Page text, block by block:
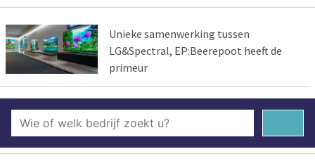
Unieke samenwerking tussen
LG&Spectral, EP:Beerepoot heeft de
primeur